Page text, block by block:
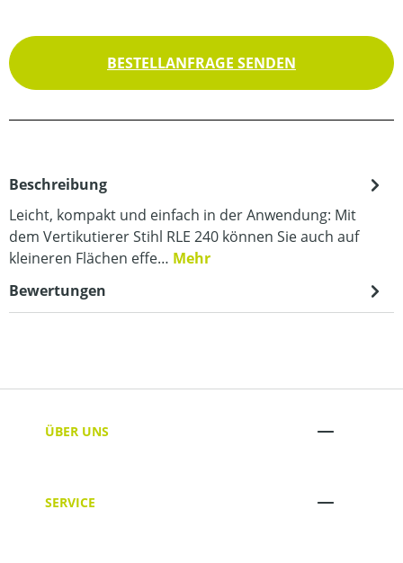
BESTELLANFRAGE SENDEN
Beschreibung
Leicht, kompakt und einfach in der Anwendung: Mit
dem Vertikutierer Stihl RLE 240 können Sie auch auf
kleineren Flächen effe… Mehr
Bewertungen
ÜBER UNS
SERVICE